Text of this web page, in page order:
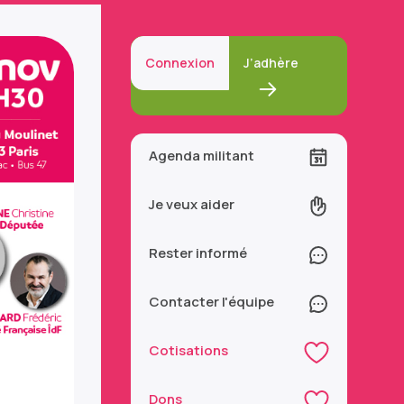
Connexion J’adhère
Agenda militant
Je veux aider
Rester informé
Contacter l'équipe
Cotisations
Dons